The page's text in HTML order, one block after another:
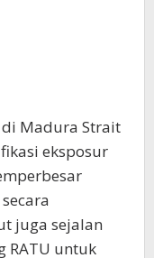
Madura Strait
eksposur
juga sejalan
RATU untuk